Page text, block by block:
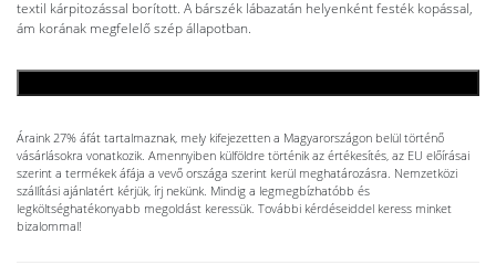
textil kárpitozással borított. A bárszék lábazatán helyenként festék kopással,
ám korának megfelelő szép állapotban.
Áraink 27% áfát tartalmaznak, mely kifejezetten a Magyarországon belül történő
vásárlásokra vonatkozik. Amennyiben külföldre történik az értékesítés, az EU előírásai
szerint a termékek áfája a vevő országa szerint kerül meghatározásra. Nemzetközi
szállítási ajánlatért kérjük, írj nekünk. Mindig a legmegbízhatóbb és
legköltséghatékonyabb megoldást keressük. További kérdéseiddel keress minket
bizalommal!